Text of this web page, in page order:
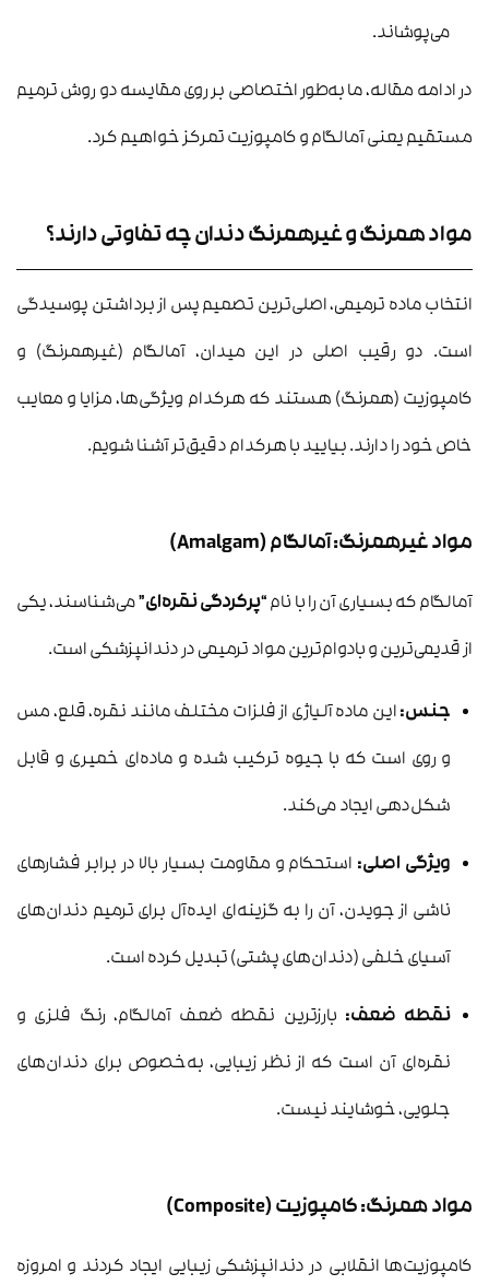
می‌پوشاند.
در ادامه مقاله، ما به‌طور اختصاصی بر روی مقایسه دو روش ترمیم
مستقیم یعنی آمالگام و کامپوزیت تمرکز خواهیم کرد.
مواد همرنگ و غیرهمرنگ دندان چه تفاوتی دارند؟
انتخاب ماده ترمیمی، اصلی‌ترین تصمیم پس از برداشتن پوسیدگی
است. دو رقیب اصلی در این میدان، آمالگام (غیرهمرنگ) و
کامپوزیت (همرنگ) هستند که هرکدام ویژگی‌ها، مزایا و معایب
خاص خود را دارند. بیایید با هرکدام دقیق‌تر آشنا شویم.
مواد غیرهمرنگ: آمالگام (Amalgam)
آمالگام که بسیاری آن را با نام“پرکردگی نقره‌ای”می‌شناسند، یکی
از قدیمی‌ترین و بادوام‌ترین مواد ترمیمی در دندانپزشکی است.
جنس:این ماده آلیاژی از فلزات مختلف مانند نقره، قلع، مس
و روی است که با جیوه ترکیب شده و ماده‌ای خمیری و قابل
شکل‌دهی ایجاد می‌کند.
ویژگی اصلی: استحکام و مقاومت بسیار بالا در برابر فشارهای
ناشی از جویدن، آن را به گزینه‌ای ایده‌آل برای ترمیم دندان‌های
آسیای خلفی (دندان‌های پشتی) تبدیل کرده است.
نقطه ضعف: بارزترین نقطه ضعف آمالگام، رنگ فلزی و
نقره‌ای آن است که از نظر زیبایی، به‌خصوص برای دندان‌های
جلویی، خوشایند نیست.
مواد همرنگ: کامپوزیت (Composite)
کامپوزیت‌ها انقلابی در دندانپزشکی زیبایی ایجاد کردند و امروزه